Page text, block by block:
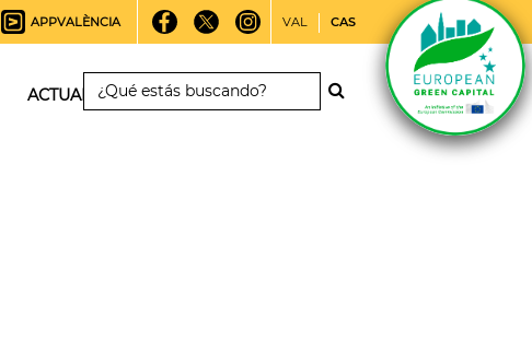
APPVALÈNCIA VAL CAS
ACTUALIDAD